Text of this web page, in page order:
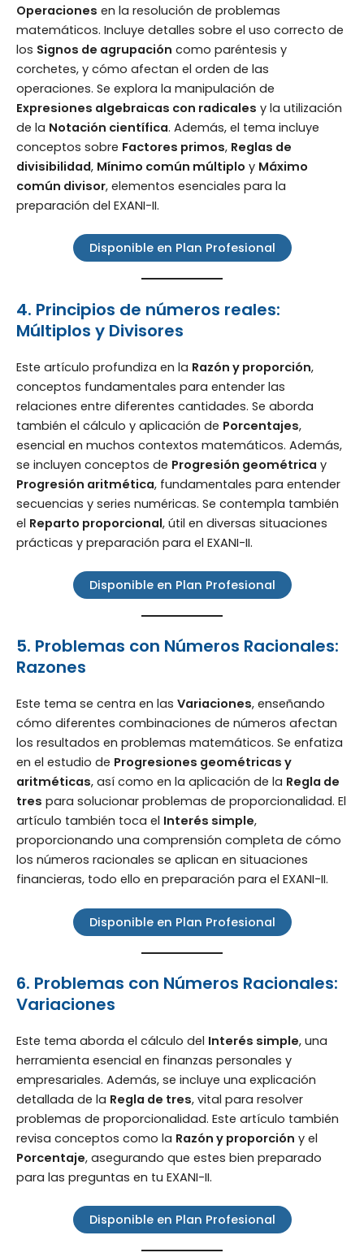
Operaciones en la resolución de problemas
matemáticos. Incluye detalles sobre el uso correcto de
los Signos de agrupación como paréntesis y
corchetes, y cómo afectan el orden de las
operaciones. Se explora la manipulación de
Expresiones algebraicas con radicales y la utilización
de la Notación científica. Además, el tema incluye
conceptos sobre Factores primos, Reglas de
divisibilidad, Mínimo común múltiplo y Máximo
común divisor, elementos esenciales para la
preparación del EXANI-II.
Disponible en Plan Profesional
4. Principios de números reales:
Múltiplos y Divisores
Este artículo profundiza en la Razón y proporción,
conceptos fundamentales para entender las
relaciones entre diferentes cantidades. Se aborda
también el cálculo y aplicación de Porcentajes,
esencial en muchos contextos matemáticos. Además,
se incluyen conceptos de Progresión geométrica y
Progresión aritmética, fundamentales para entender
secuencias y series numéricas. Se contempla también
el Reparto proporcional, útil en diversas situaciones
prácticas y preparación para el EXANI-II.
Disponible en Plan Profesional
5. Problemas con Números Racionales:
Razones
Este tema se centra en las Variaciones, enseñando
cómo diferentes combinaciones de números afectan
los resultados en problemas matemáticos. Se enfatiza
en el estudio de Progresiones geométricas y
aritméticas, así como en la aplicación de la Regla de
tres para solucionar problemas de proporcionalidad. El
artículo también toca el Interés simple,
proporcionando una comprensión completa de cómo
los números racionales se aplican en situaciones
financieras, todo ello en preparación para el EXANI-II.
Disponible en Plan Profesional
6. Problemas con Números Racionales:
Variaciones
Este tema aborda el cálculo del Interés simple, una
herramienta esencial en finanzas personales y
empresariales. Además, se incluye una explicación
detallada de la Regla de tres, vital para resolver
problemas de proporcionalidad. Este artículo también
revisa conceptos como la Razón y proporción y el
Porcentaje, asegurando que estes bien preparado
para las preguntas en tu EXANI-II.
Disponible en Plan Profesional